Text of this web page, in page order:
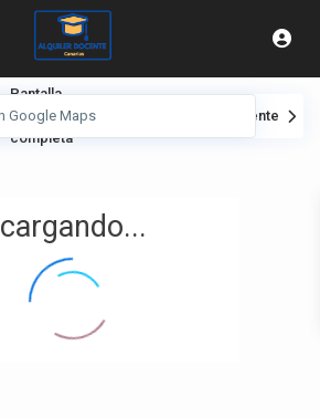
cargando...
Pantalla
completa
Siguiente